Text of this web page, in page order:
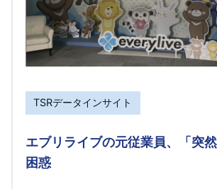
TSRデータインサイト
エブリライブの元従業員、「突
困惑